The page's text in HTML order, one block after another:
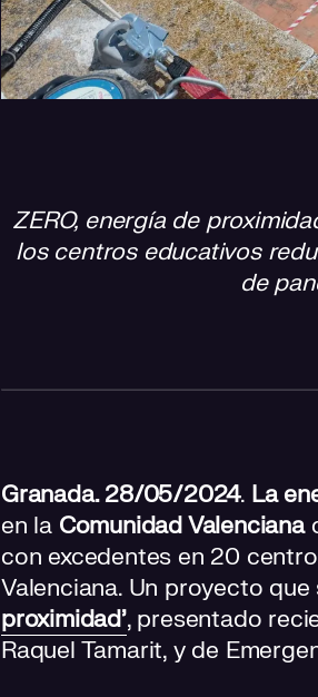
ZERO, energía de
los centros educativos
de
Granada. 28/05/2024. La
en la Comunidad Valenciana
con excedentes en 20
Valenciana. Un proyecto
proximidad’, presentado
Raquel Tamarit, y de